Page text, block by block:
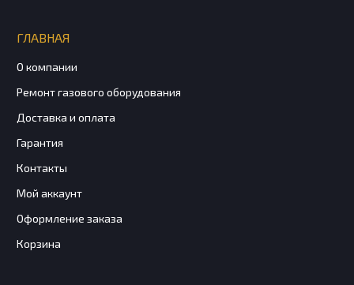
ГЛАВНАЯ
О компании
Ремонт газового оборудования
Доставка и оплата
Гарантия
Контакты
Мой аккаунт
Оформление заказа
Корзина